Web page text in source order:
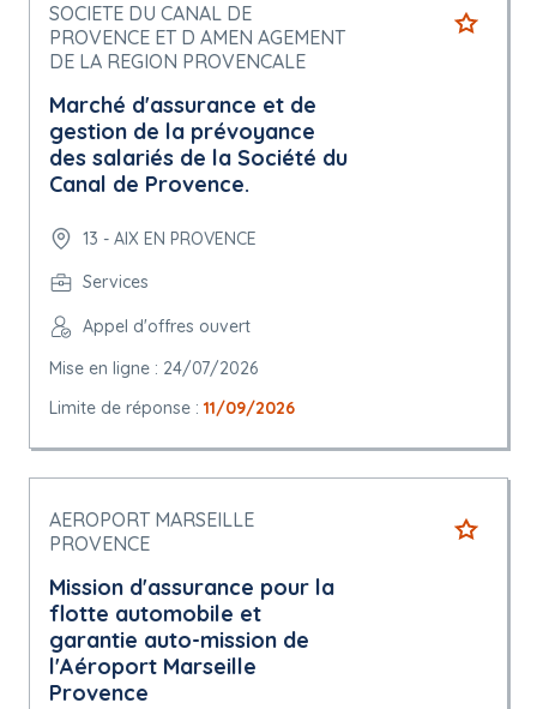
SOCIETE DU CANAL DE
PROVENCE ET D AMEN AGEMENT
DE LA REGION PROVENCALE
Marché d'assurance et de
gestion de la prévoyance
des salariés de la Société du
Canal de Provence.
13 - AIX EN PROVENCE
Services
Appel d'offres ouvert
Mise en ligne : 24/07/2026
Limite de réponse : 11/09/2026
AEROPORT MARSEILLE
PROVENCE
Mission d'assurance pour la
flotte automobile et
garantie auto-mission de
l'Aéroport Marseille
Provence